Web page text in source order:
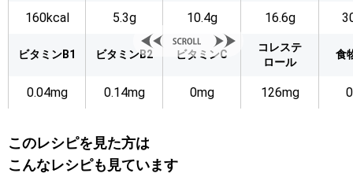
160kcal 5.3g 10.4g 16.6g
ビタミンB1 ビタミンB2 ビタミンC
コレステ
ロール
食
0.04mg 0.14mg 0mg 126mg
このレシピを見た方は
こんなレシピも見ています